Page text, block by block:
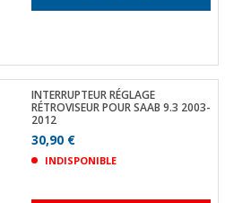
INTERRUPTEUR RÉGLAGE
RÉTROVISEUR POUR SAAB 9.3 2003-
2012
30,90 €
INDISPONIBLE